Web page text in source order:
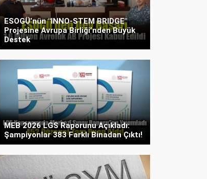
ESOGÜ’nün "INNO-STEM BRIDGE"
Projesine Avrupa Birliği’nden Büyük
Destek
MEB 2026 LGS Raporunu Açıkladı:
Şampiyonlar 383 Farklı Binadan Çıktı!